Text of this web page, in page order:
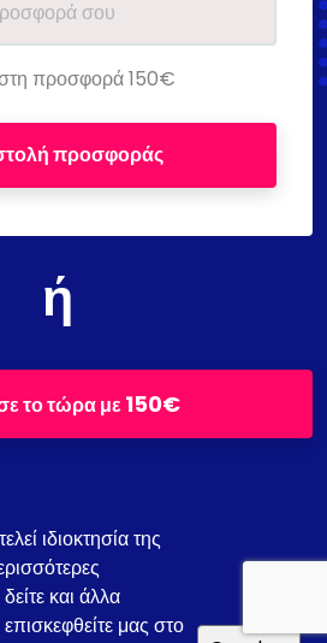
προσφορά 150€
προσφοράς
ή
το τώρα με150€
ιδιοκτησία της
και άλλα
μας στο